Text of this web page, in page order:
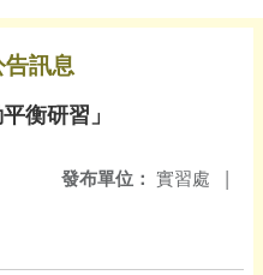
訊息
衡研習」
發布單位： 實習處 |